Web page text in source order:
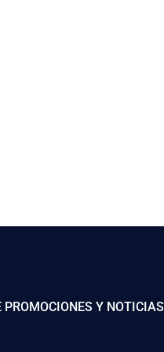
PROMOCIONES Y NOTICIAS